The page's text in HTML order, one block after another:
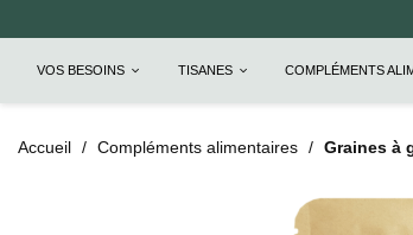
VOS BESOINS TISANES COMPLÉMENTS
Accueil Compléments alimentaires Graines à